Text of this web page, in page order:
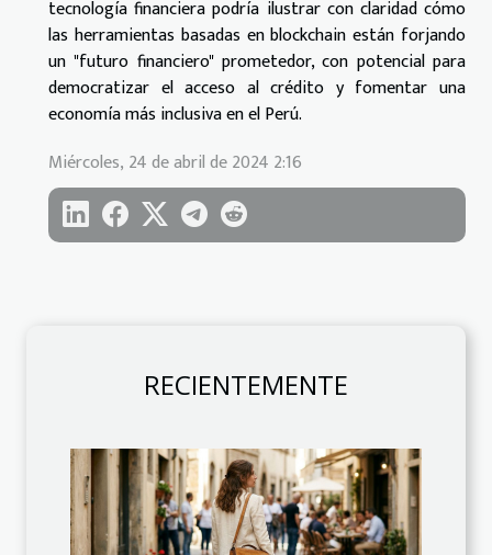
RECIENTEMENTE
tecnología financiera podría ilustrar con claridad cómo
las herramientas basadas en blockchain están forjando
un "futuro financiero" prometedor, con potencial para
democratizar el acceso al crédito y fomentar una
economía más inclusiva en el Perú.
Miércoles, 24 de abril de 2024 2:16